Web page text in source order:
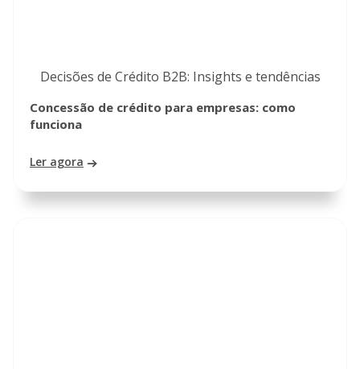
Decisões de Crédito B2B: Insights e tendências
Concessão de crédito para empresas: como
funciona
Ler agora